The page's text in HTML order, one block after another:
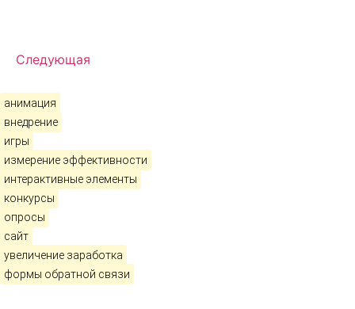
Следующая
анимация
внедрение
игры
измерение эффективности
интерактивные элементы
конкурсы
опросы
сайт
увеличение заработка
формы обратной связи